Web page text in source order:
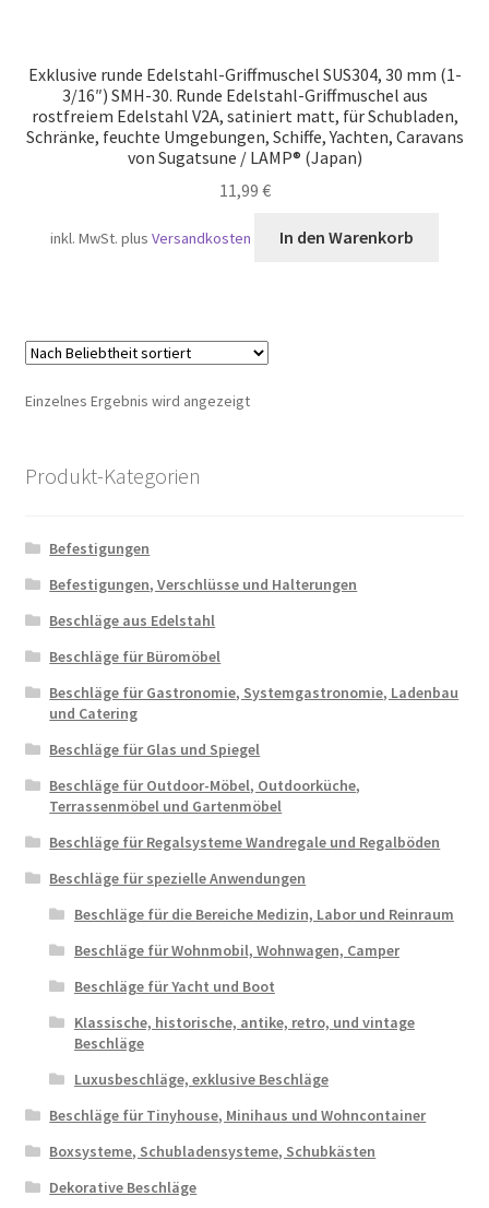
Exklusive runde Edelstahl-Griffmuschel SUS304, 30 mm (1-
3/16″) SMH-30. Runde Edelstahl-Griffmuschel aus
rostfreiem Edelstahl V2A, satiniert matt, für Schubladen,
Schränke, feuchte Umgebungen, Schiffe, Yachten, Caravans
von Sugatsune / LAMP® (Japan)
11,99 €
inkl. MwSt. plusVersandkosten In den Warenkorb
Einzelnes Ergebnis wird angezeigt
Produkt-Kategorien
Befestigungen
Befestigungen, Verschlüsse und Halterungen
Beschläge aus Edelstahl
Beschläge für Büromöbel
Beschläge für Gastronomie, Systemgastronomie, Ladenbau
und Catering
Beschläge für Glas und Spiegel
Beschläge für Outdoor-Möbel, Outdoorküche,
Terrassenmöbel und Gartenmöbel
Beschläge für Regalsysteme Wandregale und Regalböden
Beschläge für spezielle Anwendungen
Beschläge für die Bereiche Medizin, Labor und Reinraum
Beschläge für Wohnmobil, Wohnwagen, Camper
Beschläge für Yacht und Boot
Klassische, historische, antike, retro, und vintage
Beschläge
Luxusbeschläge, exklusive Beschläge
Beschläge für Tinyhouse, Minihaus und Wohncontainer
Boxsysteme, Schubladensysteme, Schubkästen
Dekorative Beschläge